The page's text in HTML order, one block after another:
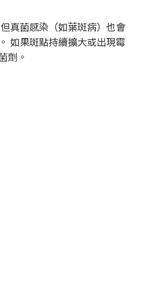
真菌感染（如葉斑病）也會
如果斑點持續擴大或出現霉
劑。